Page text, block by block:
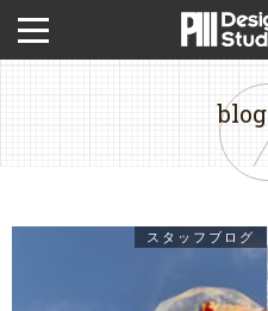
blog
スタッフブログ